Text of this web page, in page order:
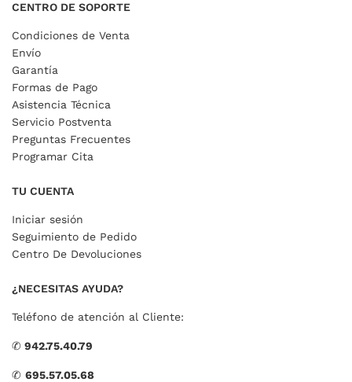
CENTRO DE SOPORTE
Condiciones de Venta
Envío
Garantía
Formas de Pago
Asistencia Técnica
Servicio Postventa
Preguntas Frecuentes
Programar Cita
TU CUENTA
Iniciar sesión
Seguimiento de Pedido
Centro De Devoluciones
¿NECESITAS AYUDA?
Teléfono de atención al Cliente:
✆ 942.75.40.79
✆ 695.57.05.68